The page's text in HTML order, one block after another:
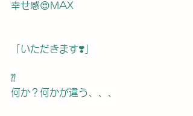
幸せ感😍MAX
「いただきます❣️」
⁇
何か？何かが違う、、、